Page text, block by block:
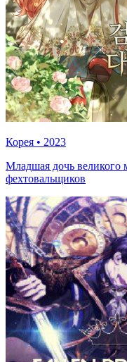
Корея • 2023
Младшая дочь великого
фехтовальщиков